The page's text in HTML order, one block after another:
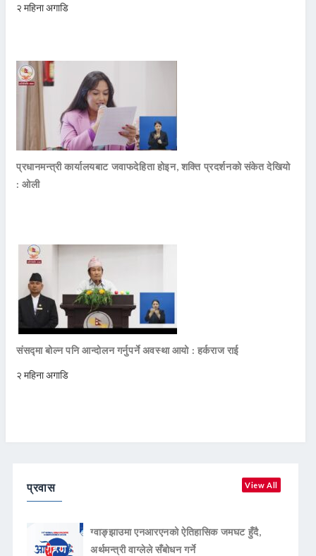
२ महिना अगाडि
प्रधानमन्त्री कार्यालयबाट जवाफदेहिता होइन, शक्ति प्रदर्शनको संकेत देखियो
: ओली
संसद्मा बोल्न पनि आन्दोलन गर्नुपर्ने अवस्था आयो : हर्कराज राई
२ महिना अगाडि
प्रवास View All
ग्वाङ्झाउमा एनआरएनको ऐतिहासिक जमघट हुँदै,
अर्थमन्त्री वाग्लेले सँबोधन गर्ने